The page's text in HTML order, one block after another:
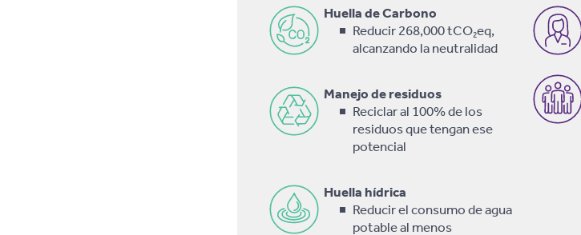
Huella de Carbono
Reducir 268,000 tCO2eq,
alcanzando la neutralidad
Manejo de residuos
Reciclar al 100% de los
residuos que tengan ese
potencial
Huella hídrica
Reducir el consumo de agua
potable al menos